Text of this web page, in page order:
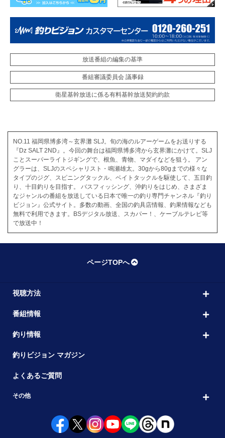
放送番組の編集の基準
番組審議委員会 議事録
衛星基幹放送に係る有料基幹放送契約約款
NO.11 福岡県博多湾～玄界灘 SLJ。旬の海のルアーゲームをお送りする
『Dz SALT 2ND』。今回の舞台は福岡県博多湾から玄界灘にかけて。SLJ
ことスーパーライトジギングで、根魚、青物、マダイなどを狙う。 アン
グラーは、SLJのスペシャリスト・鳴瀬雄太。30gから80gまでの様々な
タイプのジグ、スピニングタックル、ベイトタックルを駆使して、五目釣
り、十目釣りを目指す。 バスフィッシング、沖釣りをはじめ、さまざま
なジャンルの番組を放送している日本で唯一の釣り専門チャンネル『釣り
ビジョン』公式サイト。多数の動画、全国の釣具店情報、釣果情報なども
無料で利用できます。BSデジタル放送、スカパー！、ケーブルテレビ等
で放送中！
ページTOPへ
視聴方法
番組情報
釣り情報
釣りビジョン マガジン
よくあるご質問
その他